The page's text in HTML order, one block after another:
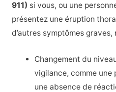
911) si vous, ou une
présentez une éruption
d’autres symptômes graves,
Changement du
vigilance, comme une
une absence de